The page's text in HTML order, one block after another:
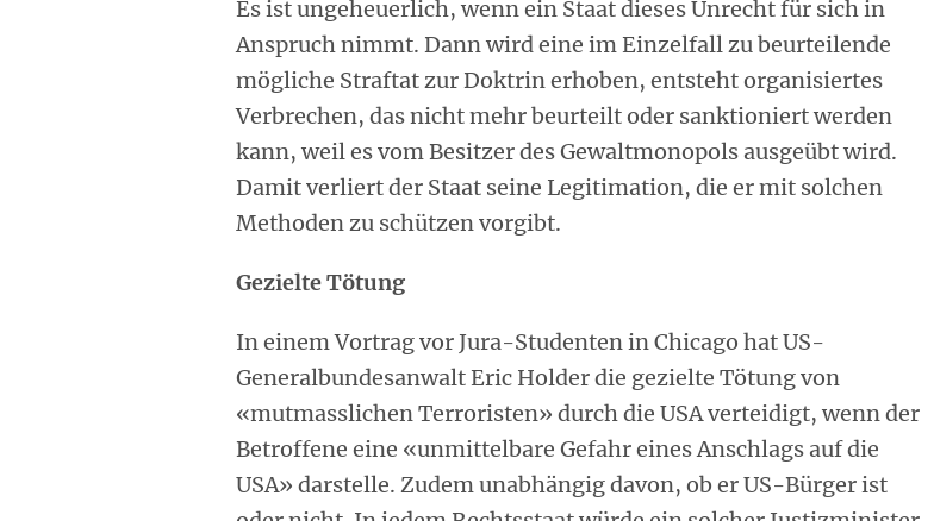
Es ist ungeheuerlich, wenn ein Staat dieses Unrecht für sich in
Anspruch nimmt. Dann wird eine im Einzelfall zu beurteilende
mögliche Straftat zur Doktrin erhoben, entsteht organisiertes
Verbrechen, das nicht mehr beurteilt oder sanktioniert werden
kann, weil es vom Besitzer des Gewaltmonopols ausgeübt wird.
Damit verliert der Staat seine Legitimation, die er mit solchen
Methoden zu schützen vorgibt.
Gezielte Tötung
In einem Vortrag vor Jura-Studenten in Chicago hat US-
Generalbundesanwalt Eric Holder die gezielte Tötung von
«mutmasslichen Terroristen» durch die USA verteidigt, wenn der
Betroffene eine «unmittelbare Gefahr eines Anschlags auf die
USA» darstelle. Zudem unabhängig davon, ob er US-Bürger ist